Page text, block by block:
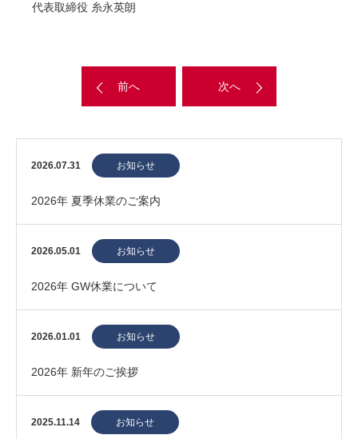
代表取締役 糸永英朗
前へ 次へ
2026.07.31 お知らせ
2026年 夏季休業のご案内
2026.05.01 お知らせ
2026年 GW休業について
2026.01.01 お知らせ
2026年 新年のご挨拶
2025.11.14 お知らせ